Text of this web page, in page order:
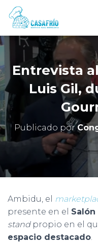
Entrevista
Luis Gil,
Publicado por
Ambidu, el
presente en el
standpropio en el
espacio destacado.